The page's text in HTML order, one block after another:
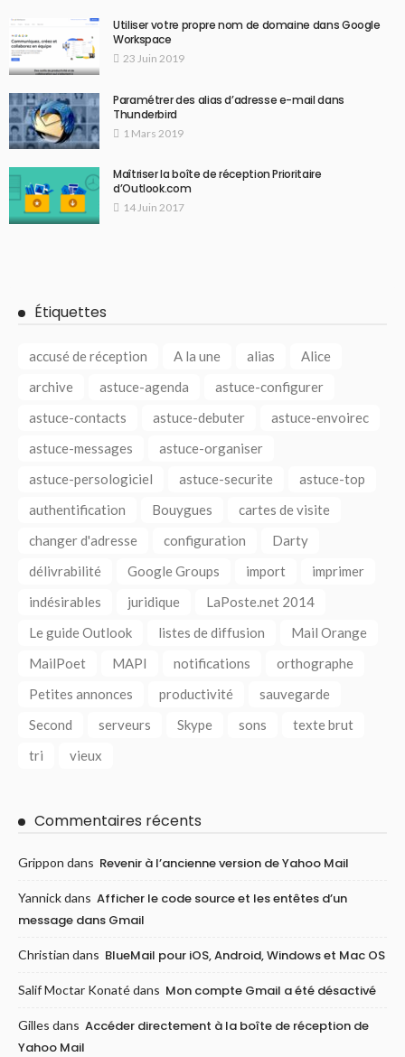
Utiliser votre propre nom de domaine dans Google
Workspace
23 Juin 2019
Paramétrer des alias d’adresse e-mail dans
Thunderbird
1 Mars 2019
Maîtriser la boîte de réception Prioritaire
d’Outlook.com
14 Juin 2017
Étiquettes
accusé de réception A la une alias
Alice
archive
astuce-agenda
astuce-configurer
astuce-contacts
astuce-debuter
astuce-envoirec
astuce-messages
astuce-organiser
astuce-persologiciel
astuce-securite
astuce-top
authentification
Bouygues
cartes de visite
changer d'adresse
configuration
Darty
délivrabilité
Google Groups import
imprimer
indésirables
juridique
LaPoste.net 2014
Le guide Outlook
listes de diffusion
Mail Orange
MailPoet
MAPI notifications
orthographe
Petites annonces
productivité
sauvegarde
Second
serveurs Skype sons
texte brut
tri
vieux
Commentaires récents
Grippon dans Revenir à l’ancienne version de Yahoo Mail
Yannickdans Afficher le code source et les entêtes d’un
message dans Gmail
Christian dans BlueMail pour iOS, Android, Windows et Mac OS
Salif Moctar Konatédans Mon compte Gmail a été désactivé
Gilles dans Accéder directement à la boîte de réception de
Yahoo Mail